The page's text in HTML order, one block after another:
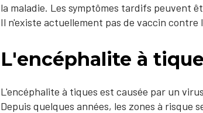
la maladie. Les symptômes tardifs peuvent
Il n'existe actuellement pas de vaccin contre
L'encéphalite à
L'encéphalite à tiques est causée par un
Depuis quelques années, les zones à